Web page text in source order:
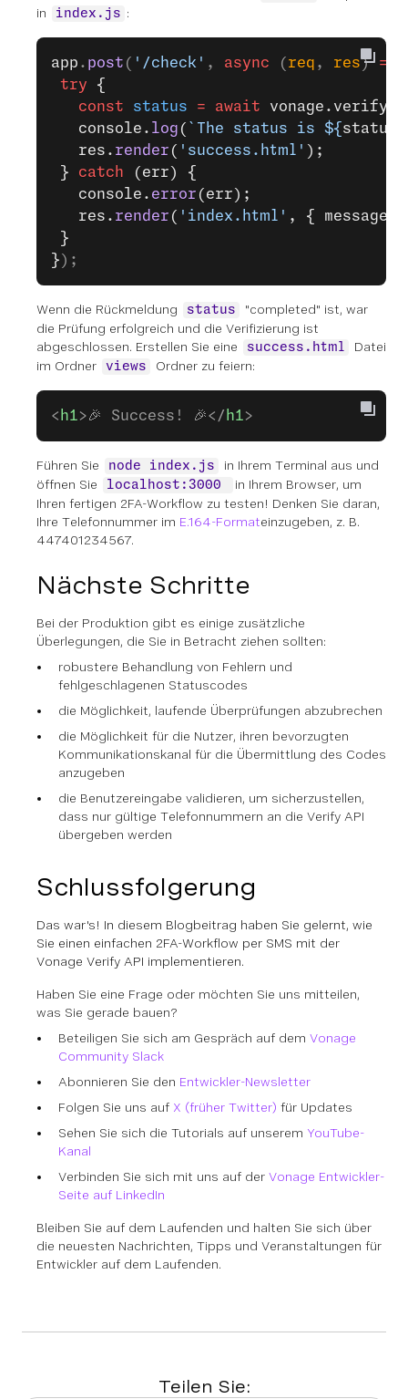
in
index.js :
app . post ( '/check' , async ( req , res) =>
try {
   const
status = await vonage.verify2.
   console.
log ( `The status is ${ status
   res.
render ( 'success.html' );
} catch (err) {
   console.
error (err);
   res.
render ( 'index.html' , {
}
} );
Wenn die Rückmeldung status
"completed" ist, war
die Prüfung erfolgreich und die Verifizierung ist
abgeschlossen. Erstellen Sie eine success.html
Datei
im Ordner
views Ordner zu feiern:
< h1>🎉 Success! 🎉</ h1>
Führen Sie node index.js
in Ihrem Terminal aus und
öffnen Sie
localhost:3000
in Ihrem Browser, um
Ihren fertigen 2FA-Workflow zu testen! Denken Sie daran,
Ihre Telefonnummer im E.164-Formateinzugeben, z. B.
447401234567.
Nächste Schritte
Bei der Produktion gibt es einige zusätzliche
Überlegungen, die Sie in Betracht ziehen sollten:
robustere Behandlung von Fehlern und
fehlgeschlagenen Statuscodes
die Möglichkeit, laufende Überprüfungen abzubrechen
die Möglichkeit für die Nutzer, ihren bevorzugten
Kommunikationskanal für die Übermittlung des Codes
anzugeben
die Benutzereingabe validieren, um sicherzustellen,
dass nur gültige Telefonnummern an die Verify API
übergeben werden
Schlussfolgerung
Das war's! In diesem Blogbeitrag haben Sie gelernt, wie
Sie einen einfachen 2FA-Workflow per SMS mit der
Vonage Verify API implementieren.
Haben Sie eine Frage oder möchten Sie uns mitteilen,
was Sie gerade bauen?
Beteiligen Sie sich am Gespräch auf dem Vonage
Community Slack
Abonnieren Sie den Entwickler-Newsletter
Folgen Sie uns auf X (früher Twitter) für Updates
Sehen Sie sich die Tutorials auf unserem YouTube-
Kanal
Verbinden Sie sich mit uns auf der Vonage Entwickler-
Seite auf LinkedIn
Bleiben Sie auf dem Laufenden und halten Sie sich über
die neuesten Nachrichten, Tipps und Veranstaltungen für
Entwickler auf dem Laufenden.
Teilen Sie: